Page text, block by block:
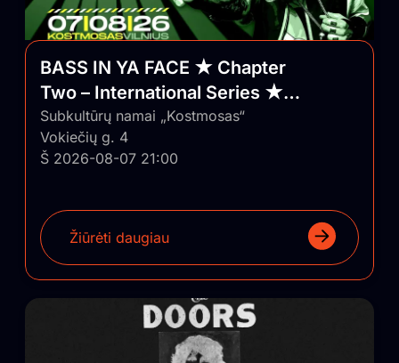
BASS IN YA FACE ★ Chapter
Two – International Series ★
Vilnius/Lithuania
Subkultūrų namai „Kostmosas“
Vokiečių g. 4
Š 2026-08-07 21:00
Žiūrėti daugiau